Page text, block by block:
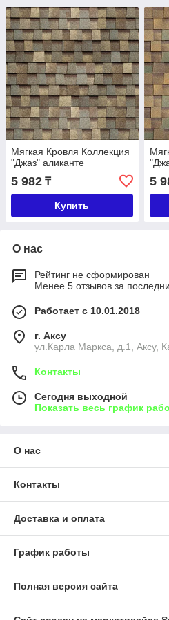
Мягкая Кровля Коллекция
"Джаз" аликанте
5 982 ₸
Купить
5
О нас
Рейтинг не сформирован
Менее 5 отзывов за
Работает с 10.01.2018
г. Аксу
ул.Карла Маркса, д.1, Аксу,
Контакты
Сегодня выходной
Показать весь график
О нас
Контакты
Доставка и оплата
График работы
Полная версия сайта